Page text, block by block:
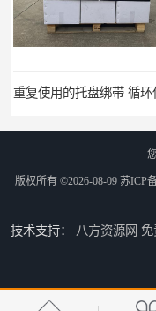
版权所有 ©2026-08-09 苏ICP
技术支持： 八方资源网